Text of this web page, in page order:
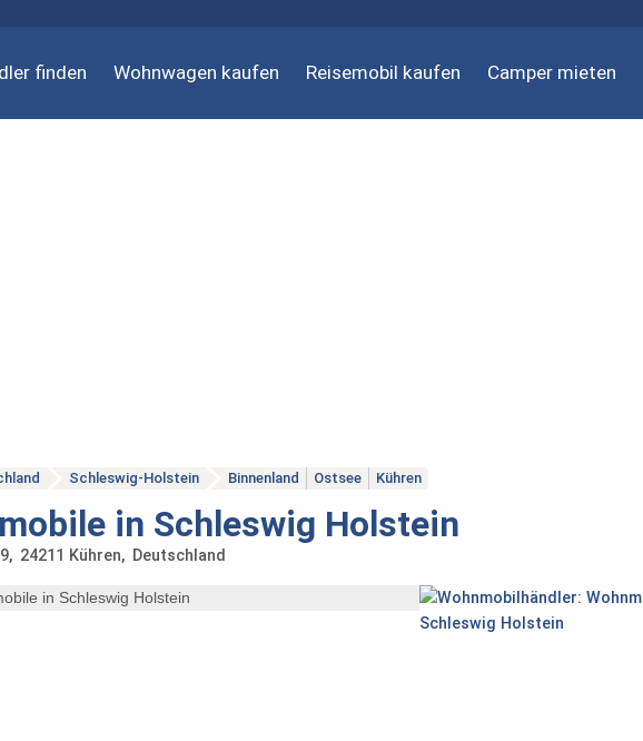
finden Wohnwagen kaufen Reisemobil kaufen Camper mieten
Schleswig-Holstein Binnenland Ostsee Kühren
in Schleswig Holstein
24211 Kühren Deutschland